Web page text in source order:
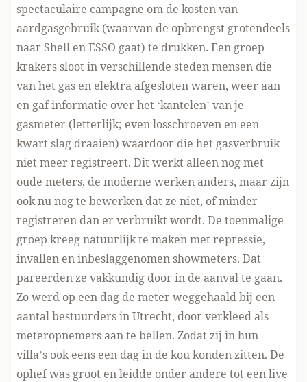
spectaculaire campagne om de kosten van
aardgasgebruik (waarvan de opbrengst grotendeels
naar Shell en ESSO gaat) te drukken. Een groep
krakers sloot in verschillende steden mensen die
van het gas en elektra afgesloten waren, weer aan
en gaf informatie over het ‘kantelen’ van je
gasmeter (letterlijk; even losschroeven en een
kwart slag draaien) waardoor die het gasverbruik
niet meer registreert. Dit werkt alleen nog met
oude meters, de moderne werken anders, maar zijn
ook nu nog te bewerken dat ze niet, of minder
registreren dan er verbruikt wordt. De toenmalige
groep kreeg natuurlijk te maken met repressie,
invallen en inbeslaggenomen showmeters. Dat
pareerden ze vakkundig door in de aanval te gaan.
Zo werd op een dag de meter weggehaald bij een
aantal bestuurders in Utrecht, door verkleed als
meteropnemers aan te bellen. Zodat zij in hun
villa’s ook eens een dag in de kou konden zitten. De
ophef was groot en leidde onder andere tot een live